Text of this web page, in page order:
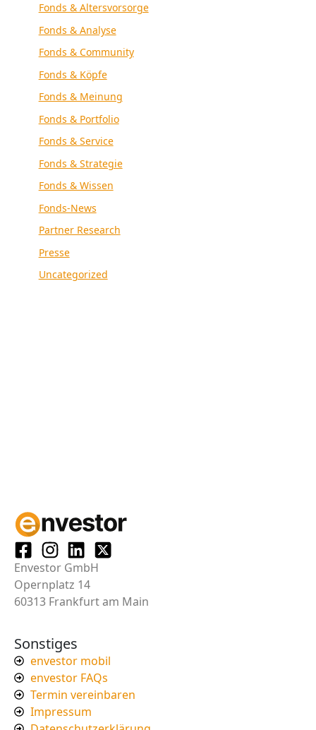
Fonds & Altersvorsorge
Fonds & Analyse
Fonds & Community
Fonds & Köpfe
Fonds & Meinung
Fonds & Portfolio
Fonds & Service
Fonds & Strategie
Fonds & Wissen
Fonds-News
Partner Research
Presse
Uncategorized
Envestor GmbH
Opernplatz 14
60313 Frankfurt am Main
Sonstiges
envestor mobil
envestor FAQs
Termin vereinbaren
Impressum